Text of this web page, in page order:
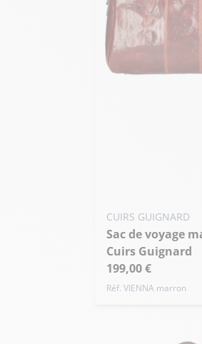
CUIRS GUIGNARD
Sac de voyage marron
Cuirs Guignard
199,00 €
Réf. VIENNA marron